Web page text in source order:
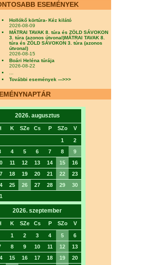
ESEMÉNYEK
Hollókő körtúra- Kéz kilátó
2026-08-09
MÁTRAI TAVAK 8. túra és ZÖLD SÁVOKON
3. túra (azonos útvonal)MÁTRAI TAVAK 8.
túra és ZÖLD SÁVOKON 3. túra (azonos
útvonal)
2026-08-15
Boári Heléna túrája
2026-08-22
...
További események --->>>
2026. augusztus
K SZe Cs P SZo V
1
2
4 5 6 7 8
9
11 12 13 14 15
16
18 19 20 21 22
23
25 26 27 28 29
30
2026. szeptember
K SZe Cs P SZo V
1 2 3 4 5
6
8 9 10 11 12
13
15 16 17 18 19
20